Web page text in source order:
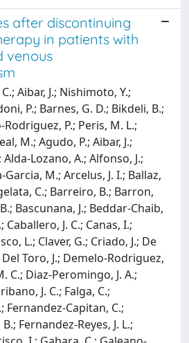
after discontinuing
in patients with
venous
Aibar, J.; Nishimoto, Y.;
P.; Barnes, G. D.; Bikdeli, B.;
P.; Peris, M. L.;
M.; Agudo, P.; Aibar, J.;
Lozano, A.; Alfonso, J.;
M.; Arcelus, J. I.; Ballaz,
C.; Barreiro, B.; Barron,
Bascunana, J.; Beddar-Chaib,
Caballero, J. C.; Canas, I.;
L.; Claver, G.; Criado, J.; De
Toro, J.; Demelo-Rodriguez,
C.; Diaz-Peromingo, J. A.;
J. C.; Falga, C.;
Fernandez-Capitan, C.;
Fernandez-Reyes, J. L.;